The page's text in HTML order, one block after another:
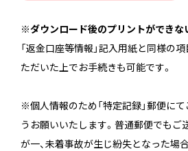
※ダウンロード後のプリントができ
「返金口座等情報」記入用紙と同様の
ただいた上でお手続きも可能です。
※個人情報のため「特定記録」郵便に
うお願いいたします。普通郵便でもご
が一、未着事故が生じ紛失となった場